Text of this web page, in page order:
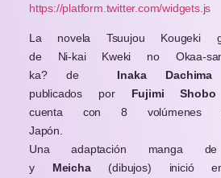
https://platform.twitter.com/widgets.js
La novela Tsuujou Kougeki
de Ni-kai Kweki no Okaa-
ka? de Inaka Dachima
publicados por Fujimi Shobo
cuenta con 8 volúmenes
Japón.
Una adaptación manga de
y
Meicha(dibujos) inició